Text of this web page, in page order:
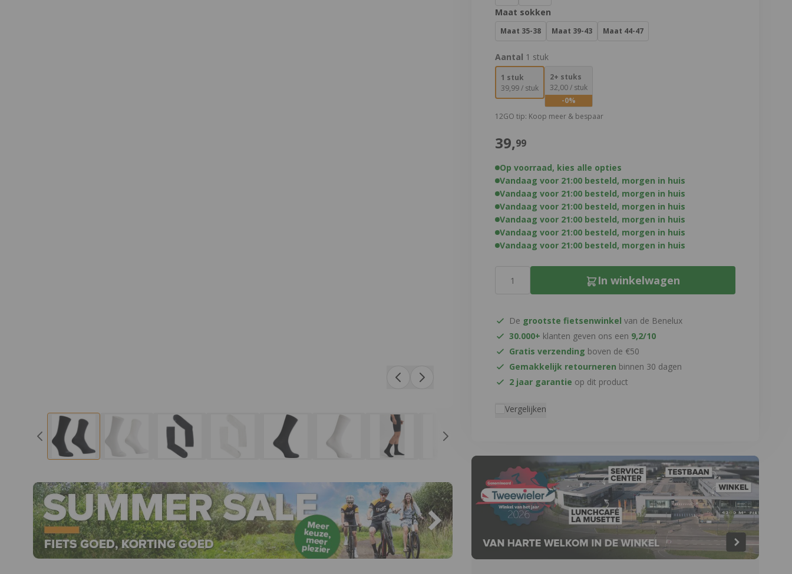
Maat sokken
Maat 35-38 Maat 39-43 Maat 44-47
Aantal 1 stuk
1 stuk
€
39,99/ stuk
2+ stuks
€
32,00/ stuk
-0%
12GO tip: Koop meer & bespaar
€
39,99
Op voorraad, kies alle opties
Vandaag voor 21:00 besteld, morgen in huis
Vandaag voor 21:00 besteld, morgen in huis
Vandaag voor 21:00 besteld, morgen in huis
Vandaag voor 21:00 besteld, morgen in huis
Vandaag voor 21:00 besteld, morgen in huis
Vandaag voor 21:00 besteld, morgen in huis
In winkelwagen
De grootste fietsenwinkel van de Benelux
30.000+ klanten geven ons een 9,2/10
Gratis verzending boven de €50
Gemakkelijk retourneren binnen 30 dagen
2 jaar garantie op dit product
Vergelijken